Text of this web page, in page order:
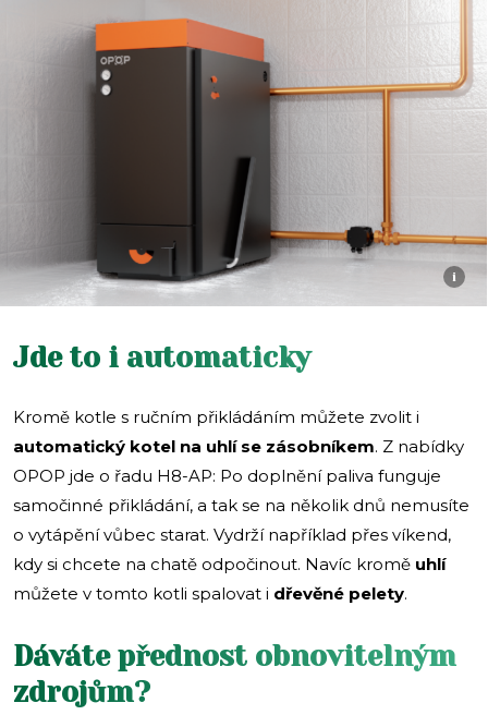
i
Jde to i automaticky
Kromě kotle s ručním přikládáním můžete zvolit i
automatický kotel na uhlí se zásobníkem. Z nabídky
OPOP jde o řadu H8-AP: Po doplnění paliva funguje
samočinné přikládání, a tak se na několik dnů nemusíte
o vytápění vůbec starat. Vydrží například přes víkend,
kdy si chcete na chatě odpočinout. Navíc kromě uhlí
můžete v tomto kotli spalovat i dřevěné pelety.
Dáváte přednost obnovitelným
zdrojům?